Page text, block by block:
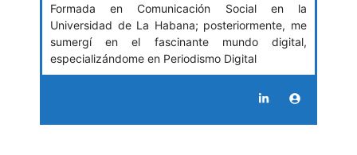
Formada en Comunicación Social en la
Universidad de La Habana; posteriormente, me
sumergí en el fascinante mundo digital,
especializándome en Periodismo Digital